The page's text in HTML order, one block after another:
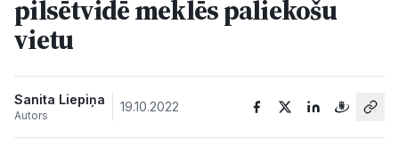
pilsētvidē meklēs paliekošu
vietu
Sanita Liepiņa
Autors
19.10.2022